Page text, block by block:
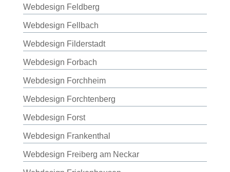
Webdesign Feldberg
Webdesign Fellbach
Webdesign Filderstadt
Webdesign Forbach
Webdesign Forchheim
Webdesign Forchtenberg
Webdesign Forst
Webdesign Frankenthal
Webdesign Freiberg am Neckar